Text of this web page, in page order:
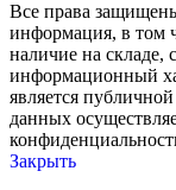
Все права
информация, в том
наличие на складе,
информационный
является
данных
Закрыть